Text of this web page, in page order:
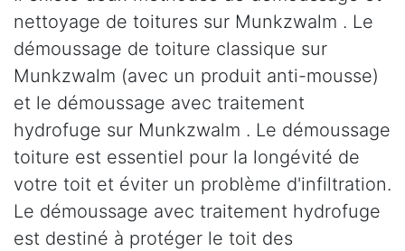
nettoyage de toitures sur Munkzwalm . Le
démoussage de toiture classique sur
Munkzwalm (avec un produit anti-mousse)
et le démoussage avec traitement
hydrofuge sur Munkzwalm . Le démoussage
toiture est essentiel pour la longévité de
votre toit et éviter un problème d'infiltration.
Le démoussage avec traitement hydrofuge
est destiné à protéger le toit des